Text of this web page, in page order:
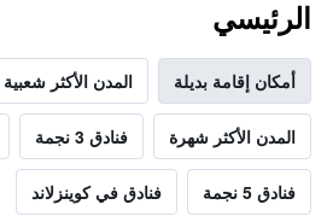
الرئيسي
أمكان إقامة بديلة المدن الأكثر شعبية
المدن الأكثر شهرة فنادق 3 نجمة
فنادق 5 نجمة فنادق في كوينزلاند